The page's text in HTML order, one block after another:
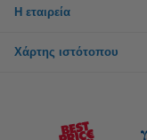
Η εταιρεία
Χάρτης ιστότοπου